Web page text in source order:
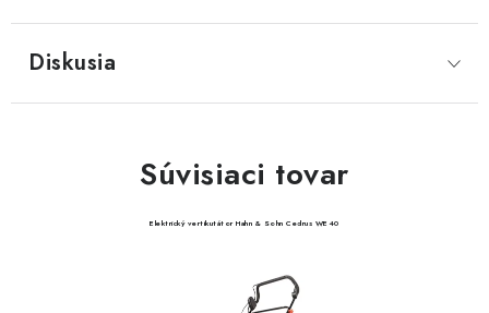
Diskusia
Súvisiaci tovar